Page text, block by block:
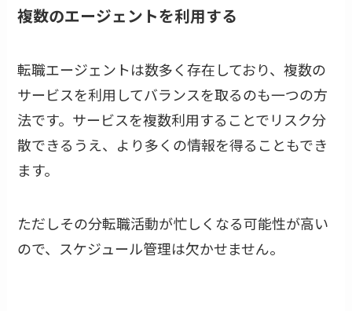
複数のエージェントを利用する
転職エージェントは数多く存在しており、複数の
サービスを利用してバランスを取るのも一つの方
法です。サービスを複数利用することでリスク分
散できるうえ、より多くの情報を得ることもでき
ます。
ただしその分転職活動が忙しくなる可能性が高い
ので、スケジュール管理は欠かせません。